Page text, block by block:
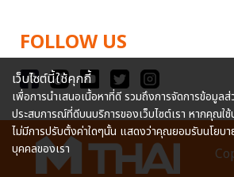
FOLLOW US
เว็บไซต์นี้ใช้คุกกี้
เพื่อการนำเสนอเนื้อหาที่ดี รวมถึงการจัดการข้อมูล
ประสบการณ์ที่ดีบนบริการของเว็บไซต์เรา หากคุณใช้
ไม่มีการปรับตั้งค่าใดๆนั้น แสดงว่าคุณยอมรับนโยบ
บุคคลของเรา